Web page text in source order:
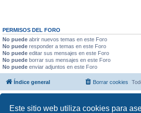
Este sitio web utiliza cookies para
PERMISOS DEL FORO
No puede abrir nuevos temas en este Foro
No puede responder a temas en este Foro
No puede editar sus mensajes en este Foro
No puede borrar sus mensajes en este Foro
No puede enviar adjuntos en este Foro
Índice general Borrar cookies
Traducción al español porphpBB